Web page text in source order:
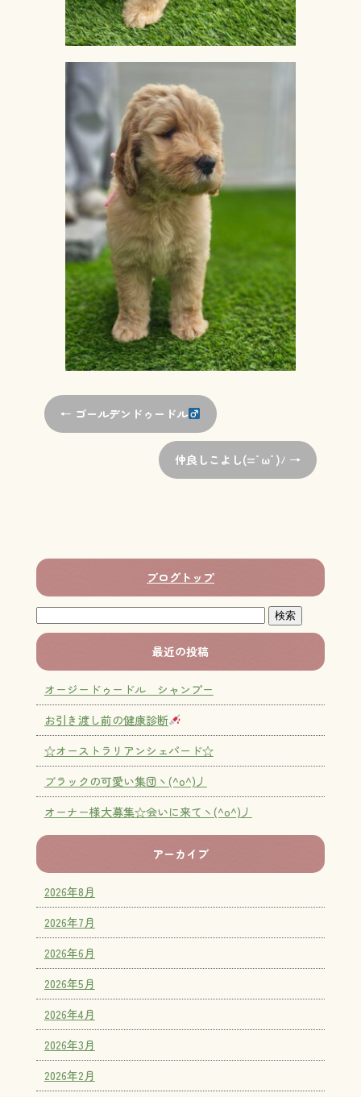
← ゴールデンドゥードル
仲良しこよし(=ﾟωﾟ)ﾉ →
ブログトップ
最近の投稿
オージードゥードル シャンプー
お引き渡し前の健康診断
☆オーストラリアンシェパード☆
ブラックの可愛い集団ヽ(^o^)丿
オーナー様大募集☆会いに来てヽ(^o^)丿
アーカイブ
2026年8月
2026年7月
2026年6月
2026年5月
2026年4月
2026年3月
2026年2月